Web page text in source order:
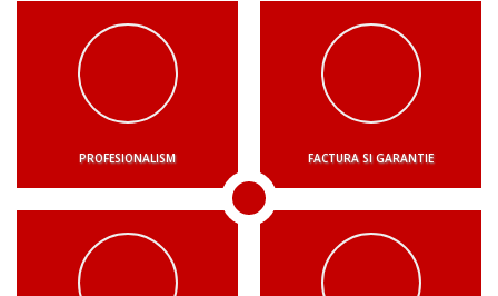
PROFESIONALISM FACTURA SI GARANTIE